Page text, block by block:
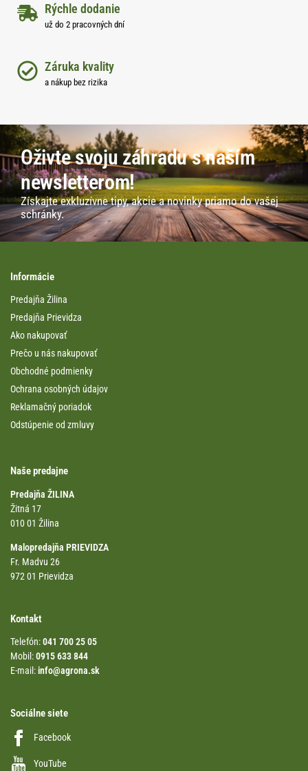
Rýchle dodanie
už do 2 pracovných dní
Záruka kvality
a nákup bez rizika
Oživte svoju záhradu s naším
newsletterom!
Získajte exkluzívne tipy, akcie a novinky priamo do vašej
schránky.
Informácie
Predajňa Žilina
Predajňa Prievidza
Ako nakupovať
Prečo u nás nakupovať
Obchodné podmienky
Ochrana osobných údajov
Reklamačný poriadok
Odstúpenie od zmluvy
Naše predajne
Predajňa ŽILINA
Žitná 17
010 01 Žilina
Malopredajňa PRIEVIDZA
Fr. Madvu 26
972 01 Prievidza
Kontakt
Telefón:041 700 25 05
Mobil:0915 633 844
E-mail:info@agrona.sk
Sociálne siete
Facebook
YouTube